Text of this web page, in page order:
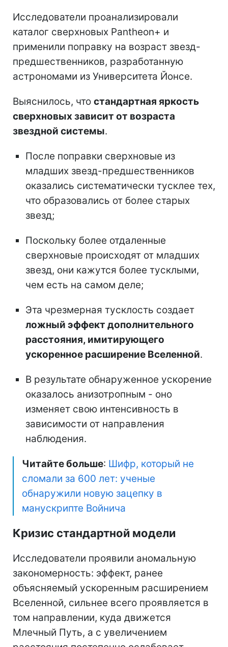
Исследователи проанализировали
каталог сверхновых Pantheon+ и
применили поправку на возраст звезд-
предшественников, разработанную
астрономами из Университета Йонсе.
Выяснилось, что стандартная яркость
сверхновых зависит от возраста
звездной системы.
После поправки сверхновые из
младших звезд-предшественников
оказались систематически тусклее тех,
что образовались от более старых
звезд;
Поскольку более отдаленные
сверхновые происходят от младших
звезд, они кажутся более тусклыми,
чем есть на самом деле;
Эта чрезмерная тусклость создает
ложный эффект дополнительного
расстояния, имитирующего
ускоренное расширение Вселенной.
В результате обнаруженное ускорение
оказалось анизотропным - оно
изменяет свою интенсивность в
зависимости от направления
наблюдения.
Читайте больше: Шифр, который не
сломали за 600 лет: ученые
обнаружили новую зацепку в
манускрипте Войнича
Кризис стандартной модели
Исследователи проявили аномальную
закономерность: эффект, ранее
объясняемый ускоренным расширением
Вселенной, сильнее всего проявляется в
том направлении, куда движется
Млечный Путь, а с увеличением